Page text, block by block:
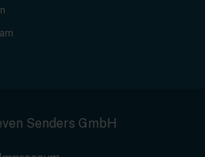
Senders GmbH